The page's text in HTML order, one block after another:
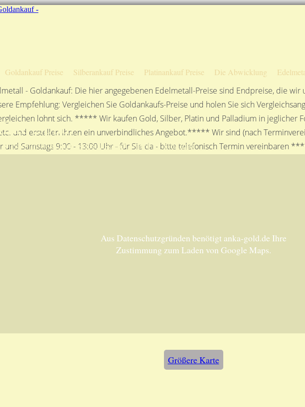
Goldankauf Preise Silberankauf Preise Platinankauf Preise Die Abwicklung
- Goldankauf: Die hier angegebenen Edelmetall-Preise sind Endpreise, die wir
Empfehlung: Vergleichen Sie Goldankaufs-Preise und holen Sie sich
lohnt sich. ***** Wir kaufen Gold, Silber, Platin und Palladium in jeglicher
und erstellen Ihnen ein unverbindliches Angebot.***** Wir sind (nach
und Samstags 9:00 - 13:00 Uhr - für Sie da - bitte telefonisch Termin vereinbaren
Edelmetallhandelsgesellschaft mbH in Stuttgart
Größere Karte
Aus Datenschutzgründen benötigt anka-gold.de Ihre
Zustimmung zum Laden von Google Maps.